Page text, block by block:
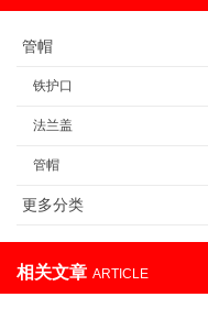
管帽
铁护口
法兰盖
管帽
更多分类
相关文章 ARTICLE